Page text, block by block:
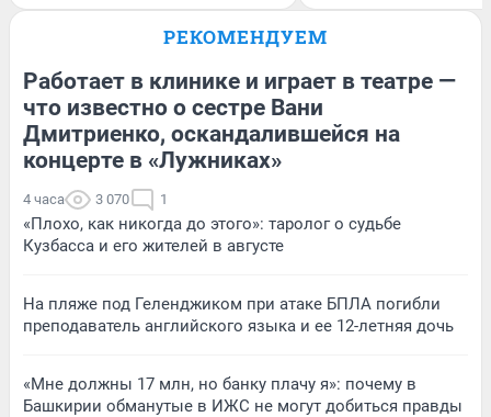
РЕКОМЕНДУЕМ
Работает в клинике и играет в театре —
что известно о сестре Вани
Дмитриенко, оскандалившейся на
концерте в «Лужниках»
4 часа 3 070 1
«Плохо, как никогда до этого»: таролог о судьбе
Кузбасса и его жителей в августе
На пляже под Геленджиком при атаке БПЛА погибли
преподаватель английского языка и ее 12-летняя дочь
«Мне должны 17 млн, но банку плачу я»: почему в
Башкирии обманутые в ИЖС не могут добиться правды